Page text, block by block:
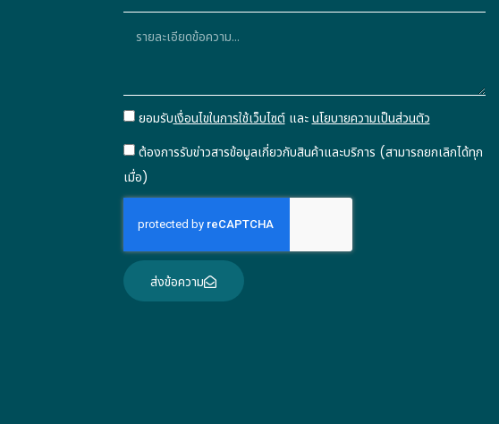
ยอมรับเงื่อนไขในการใช้เว็บไซต์และ นโยบายความเป็นส่วนตัว
ต้องการรับข่าวสารข้อมูลเกี่ยวกับสินค้าและบริการ (สามารถยกเลิกได้ทุก
เมื่อ)
ส่งข้อความ